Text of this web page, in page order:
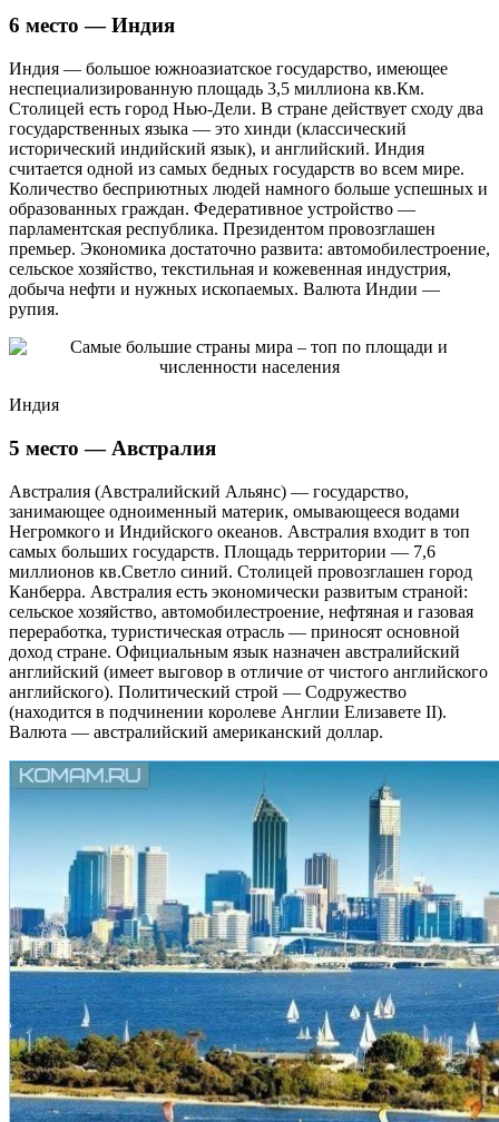
6 место — Индия
Индия — большое южноазиатское государство, имеющее
неспециализированную площадь 3,5 миллиона кв.Км.
Столицей есть город Нью-Дели. В стране действует сходу два
государственных языка — это хинди (классический
исторический индийский язык), и английский. Индия
считается одной из самых бедных государств во всем мире.
Количество бесприютных людей намного больше успешных и
образованных граждан. Федеративное устройство —
парламентская республика. Президентом провозглашен
премьер. Экономика достаточно развита: автомобилестроение,
сельское хозяйство, текстильная и кожевенная индустрия,
добыча нефти и нужных ископаемых. Валюта Индии —
рупия.
Индия
5 место — Австралия
Австралия (Австралийский Альянс) — государство,
занимающее одноименный материк, омывающееся водами
Негромкого и Индийского океанов. Австралия входит в топ
самых больших государств. Площадь территории — 7,6
миллионов кв.Светло синий. Столицей провозглашен город
Канберра. Австралия есть экономически развитым страной:
сельское хозяйство, автомобилестроение, нефтяная и газовая
переработка, туристическая отрасль — приносят основной
доход стране. Официальным язык назначен австралийский
английский (имеет выговор в отличие от чистого английского
английского). Политический строй — Содружество
(находится в подчинении королеве Англии Елизавете II).
Валюта — австралийский американский доллар.